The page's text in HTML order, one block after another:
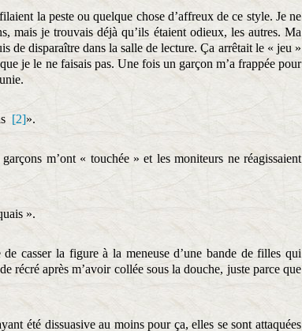
la peste ou quelque chose d’affreux de ce style. Je ne
mais je trouvais déjà qu’ils étaient odieux, les autres. Ma
de disparaître dans la salle de lecture. Ça arrêtait le « jeu »
je le ne faisais pas. Une fois un garçon m’a frappée pour
[2]».
m’ont « touchée » et les moniteurs ne réagissaient
».
casser la figure à la meneuse d’une bande de filles qui
récré après m’avoir collée sous la douche, juste parce que
été dissuasive au moins pour ça, elles se sont attaquées